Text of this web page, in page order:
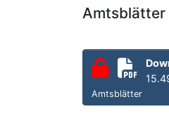
Amtsblätter
Amtsblätter